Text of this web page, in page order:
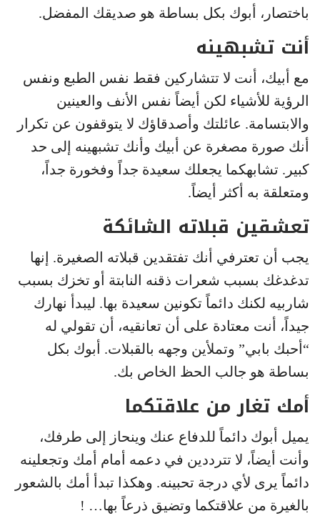
باختصار، أبوك بكل بساطة هو صديقك المفضل.
أنت تشبهينه
مع أبيك، أنت لا تتشاركين فقط نفس الطبع ونفس
الرؤية للأشياء لكن أيضاً نفس الأنف والعينين
والابتسامة. عائلتك وأصدقاؤك لا يتوقفون عن تكرار
أنك صورة مصغرة عن أبيك وأنك تشبهينه إلى حد
كبير. تشابهكما يجعلك سعيدة جداً وفخورة جداً،
ومتعلقة به أكثر أيضاً.
تعشقين قبلاته الشائكة
يجب أن تعترفي أنك تفتقدين قبلاته الصغيرة. إنها
تدغدغك بسبب شعرات ذقنه النابتة أو تخزك بسبب
شاربيه لكنك دائماً تكونين سعيدة بها. ليبدأ نهارك
جيداً، أنت معتادة على أن تعانقيه، أن تقولي له
“أحبك بابي” وتملأين وجهه بالقبلات. أبوك بكل
بساطة هو جالب الحظ الخاص بك.
أمك تغار من علاقتكما
يميل أبوك دائماً للدفاع عنك وينحاز إلى طرفك،
وأنت أيضاً، لا تترددين في دعمه أمام أمك وتجعلينه
دائماً يرى لأي درجة تحبينه. وهكذا تبدأ أمك بالشعور
بالغيرة من علاقتكما وتضيق ذرعاً بها… !